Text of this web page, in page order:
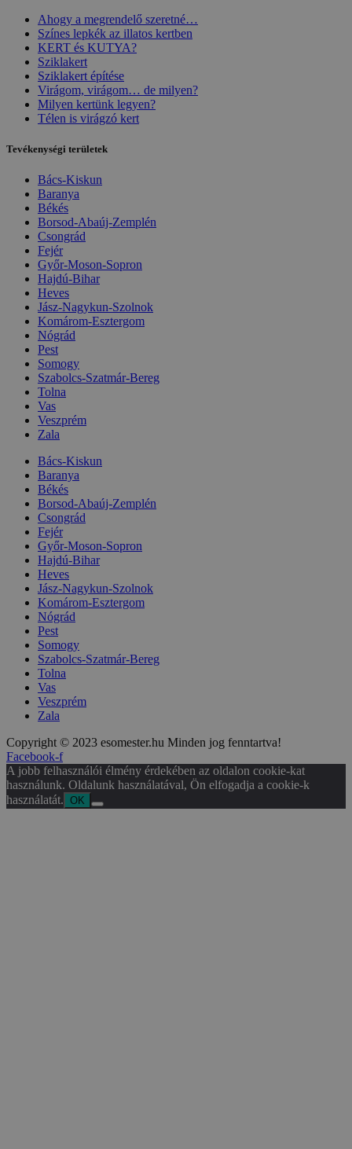
Ahogy a megrendelő szeretné…
Színes lepkék az illatos kertben
KERT és KUTYA?
Sziklakert
Sziklakert építése
Virágom, virágom… de milyen?
Milyen kertünk legyen?
Télen is virágzó kert
Tevékenységi területek
Bács-Kiskun
Baranya
Békés
Borsod-Abaúj-Zemplén
Csongrád
Fejér
Győr-Moson-Sopron
Hajdú-Bihar
Heves
Jász-Nagykun-Szolnok
Komárom-Esztergom
Nógrád
Pest
Somogy
Szabolcs-Szatmár-Bereg
Tolna
Vas
Veszprém
Zala
Bács-Kiskun
Baranya
Békés
Borsod-Abaúj-Zemplén
Csongrád
Fejér
Győr-Moson-Sopron
Hajdú-Bihar
Heves
Jász-Nagykun-Szolnok
Komárom-Esztergom
Nógrád
Pest
Somogy
Szabolcs-Szatmár-Bereg
Tolna
Vas
Veszprém
Zala
Copyright © 2023 esomester.hu Minden jog fenntartva!
Facebook-f
A jobb felhasználói élmény érdekében az oldalon cookie-kat
használunk. Oldalunk használatával, Ön elfogadja a cookie-k
használatát. OK